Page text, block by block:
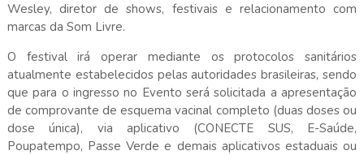
Wesley, diretor de shows, festivais e relacionamento com
marcas da Som Livre.
O festival irá operar mediante os protocolos sanitários
atualmente estabelecidos pelas autoridades brasileiras, sendo
que para o ingresso no Evento será solicitada a apresentação
de comprovante de esquema vacinal completo (duas doses ou
dose única), via aplicativo (CONECTE SUS, E-Saúde,
Poupatempo, Passe Verde e demais aplicativos estaduais ou